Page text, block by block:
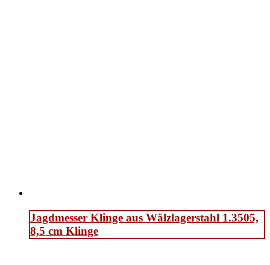
Jagdmesser Klinge aus Wälzlagerstahl 1.3505,
8,5 cm Klinge